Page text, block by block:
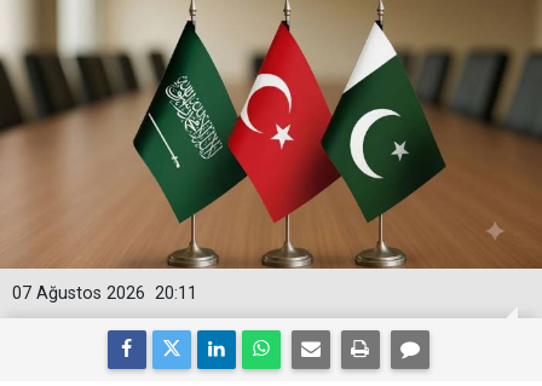
20:11
07 Ağustos 2026